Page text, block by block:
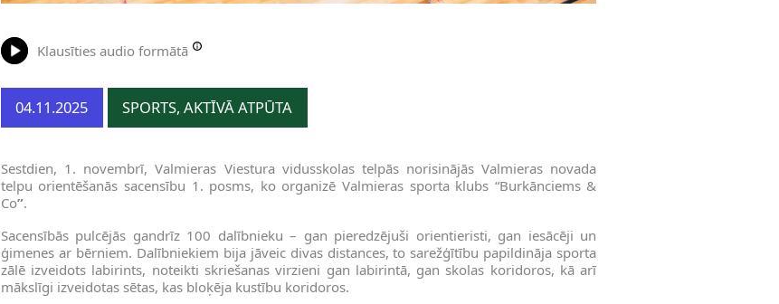
Klausīties audio formātā
04.11.2025 SPORTS, AKTĪVĀ ATPŪTA
Sestdien, 1. novembrī, Valmieras Viestura vidusskolas telpās norisinājās Valmieras novada
telpu orientēšanās sacensību 1. posms, ko organizē Valmieras sporta klubs “Burkānciems &
Co”.
Sacensībās pulcējās gandrīz 100 dalībnieku – gan pieredzējuši orientieristi, gan iesācēji un
ģimenes ar bērniem. Dalībniekiem bija jāveic divas distances, to sarežģītību papildināja sporta
zālē izveidots labirints, noteikti skriešanas virzieni gan labirintā, gan skolas koridoros, kā arī
mākslīgi izveidotas sētas, kas bloķēja kustību koridoros.